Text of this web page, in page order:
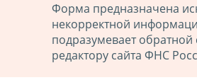
Форма предназначена
некорректной
подразумевает
редактору сайта ФНС